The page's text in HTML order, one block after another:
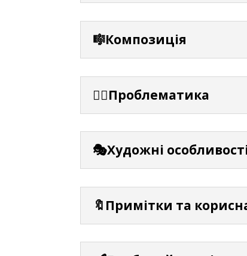
🎼Композиція
⛓️‍💥Проблематика
🎭Художні
🔖Примітки та